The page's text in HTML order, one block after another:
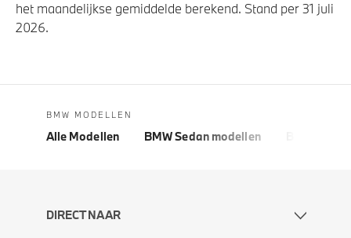
het maandelijkse gemiddelde berekend. Stand per 31 juli
2026.
BMW MODELLEN
Alle Modellen BMW Sedan modellen
DIRECT NAAR